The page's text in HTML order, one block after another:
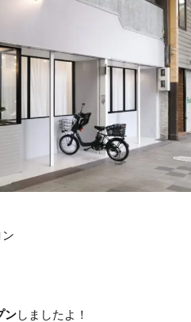
ンしましたよ！